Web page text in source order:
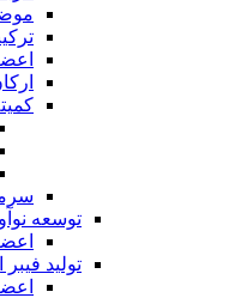
توسعه
تولید فیبر